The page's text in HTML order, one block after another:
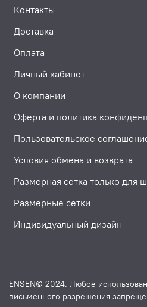
Контакты
Доставка
Оплата
Личный кабинет
О компании
Оферта и политика
Пользовательское
Условия обмена и возврата
Размерная сетка только для
Размерные сетки
Индивидуальный дизайн
ENSEN© 2024. Любое
письменного разрешения